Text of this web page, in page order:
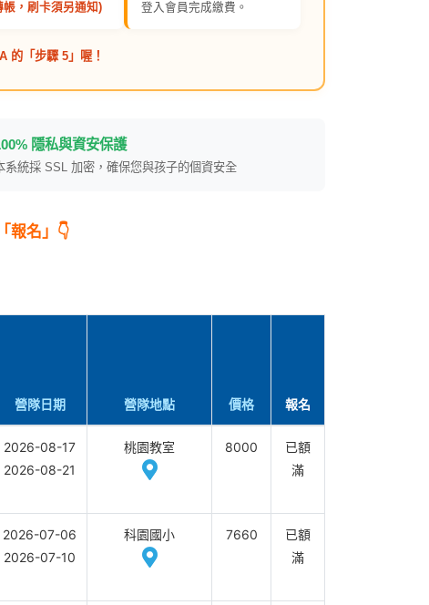
帳，刷卡須另通知)
登入會員完成繳費。
的「步驟 5」喔！
隱私與資安保護
系統採 SSL 加密，確保您與孩子的個資安全
報名」👇
營隊日期 營隊地點 價格 報名
2026-08-17
2026-08-21
桃園教室 8000
已額
滿
2026-07-06
2026-07-10
科園國小 7660
已額
滿